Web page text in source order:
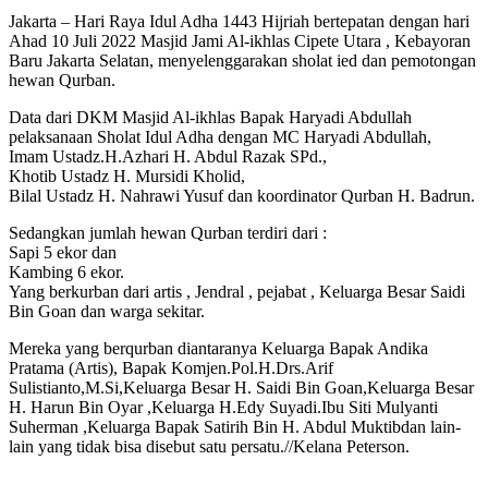
Jakarta – Hari Raya Idul Adha 1443 Hijriah bertepatan dengan hari
Ahad 10 Juli 2022 Masjid Jami Al-ikhlas Cipete Utara , Kebayoran
Baru Jakarta Selatan, menyelenggarakan sholat ied dan pemotongan
hewan Qurban.
Data dari DKM Masjid Al-ikhlas Bapak Haryadi Abdullah
pelaksanaan Sholat Idul Adha dengan MC Haryadi Abdullah,
Imam Ustadz.H.Azhari H. Abdul Razak SPd.,
Khotib Ustadz H. Mursidi Kholid,
Bilal Ustadz H. Nahrawi Yusuf dan koordinator Qurban H. Badrun.
Sedangkan jumlah hewan Qurban terdiri dari :
Sapi 5 ekor dan
Kambing 6 ekor.
Yang berkurban dari artis , Jendral , pejabat , Keluarga Besar Saidi
Bin Goan dan warga sekitar.
Mereka yang berqurban diantaranya Keluarga Bapak Andika
Pratama (Artis), Bapak Komjen.Pol.H.Drs.Arif
Sulistianto,M.Si,Keluarga Besar H. Saidi Bin Goan,Keluarga Besar
H. Harun Bin Oyar ,Keluarga H.Edy Suyadi.Ibu Siti Mulyanti
Suherman ,Keluarga Bapak Satirih Bin H. Abdul Muktibdan lain-
lain yang tidak bisa disebut satu persatu.//Kelana Peterson.